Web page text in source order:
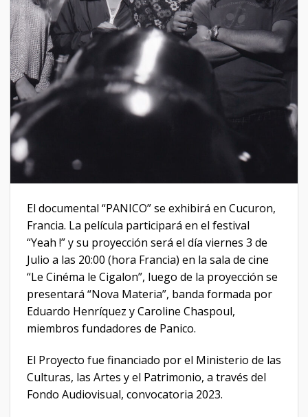
El documental “PANICO” se exhibirá en Cucuron,
Francia. La película participará en el festival
“Yeah !” y su proyección será el día viernes 3 de
Julio a las 20:00 (hora Francia) en la sala de cine
“Le Cinéma le Cigalon”, luego de la proyección se
presentará “Nova Materia”, banda formada por
Eduardo Henríquez y Caroline Chaspoul,
miembros fundadores de Panico.
El Proyecto fue financiado por el Ministerio de las
Culturas, las Artes y el Patrimonio, a través del
Fondo Audiovisual, convocatoria 2023.